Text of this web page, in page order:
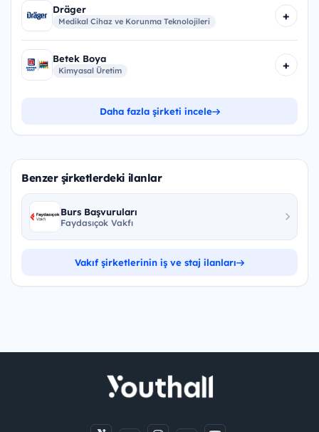
Dräger
Medikal Cihaz ve Korunma Teknolojileri +
Betek Boya
Kimyasal Üretim +
Daha fazla şirketi incele
Benzer şirketlerdeki ilanlar
Burs Başvuruları
Faydasıçok Vakfı
Vakıf şirketlerinin iş ve staj ilanları